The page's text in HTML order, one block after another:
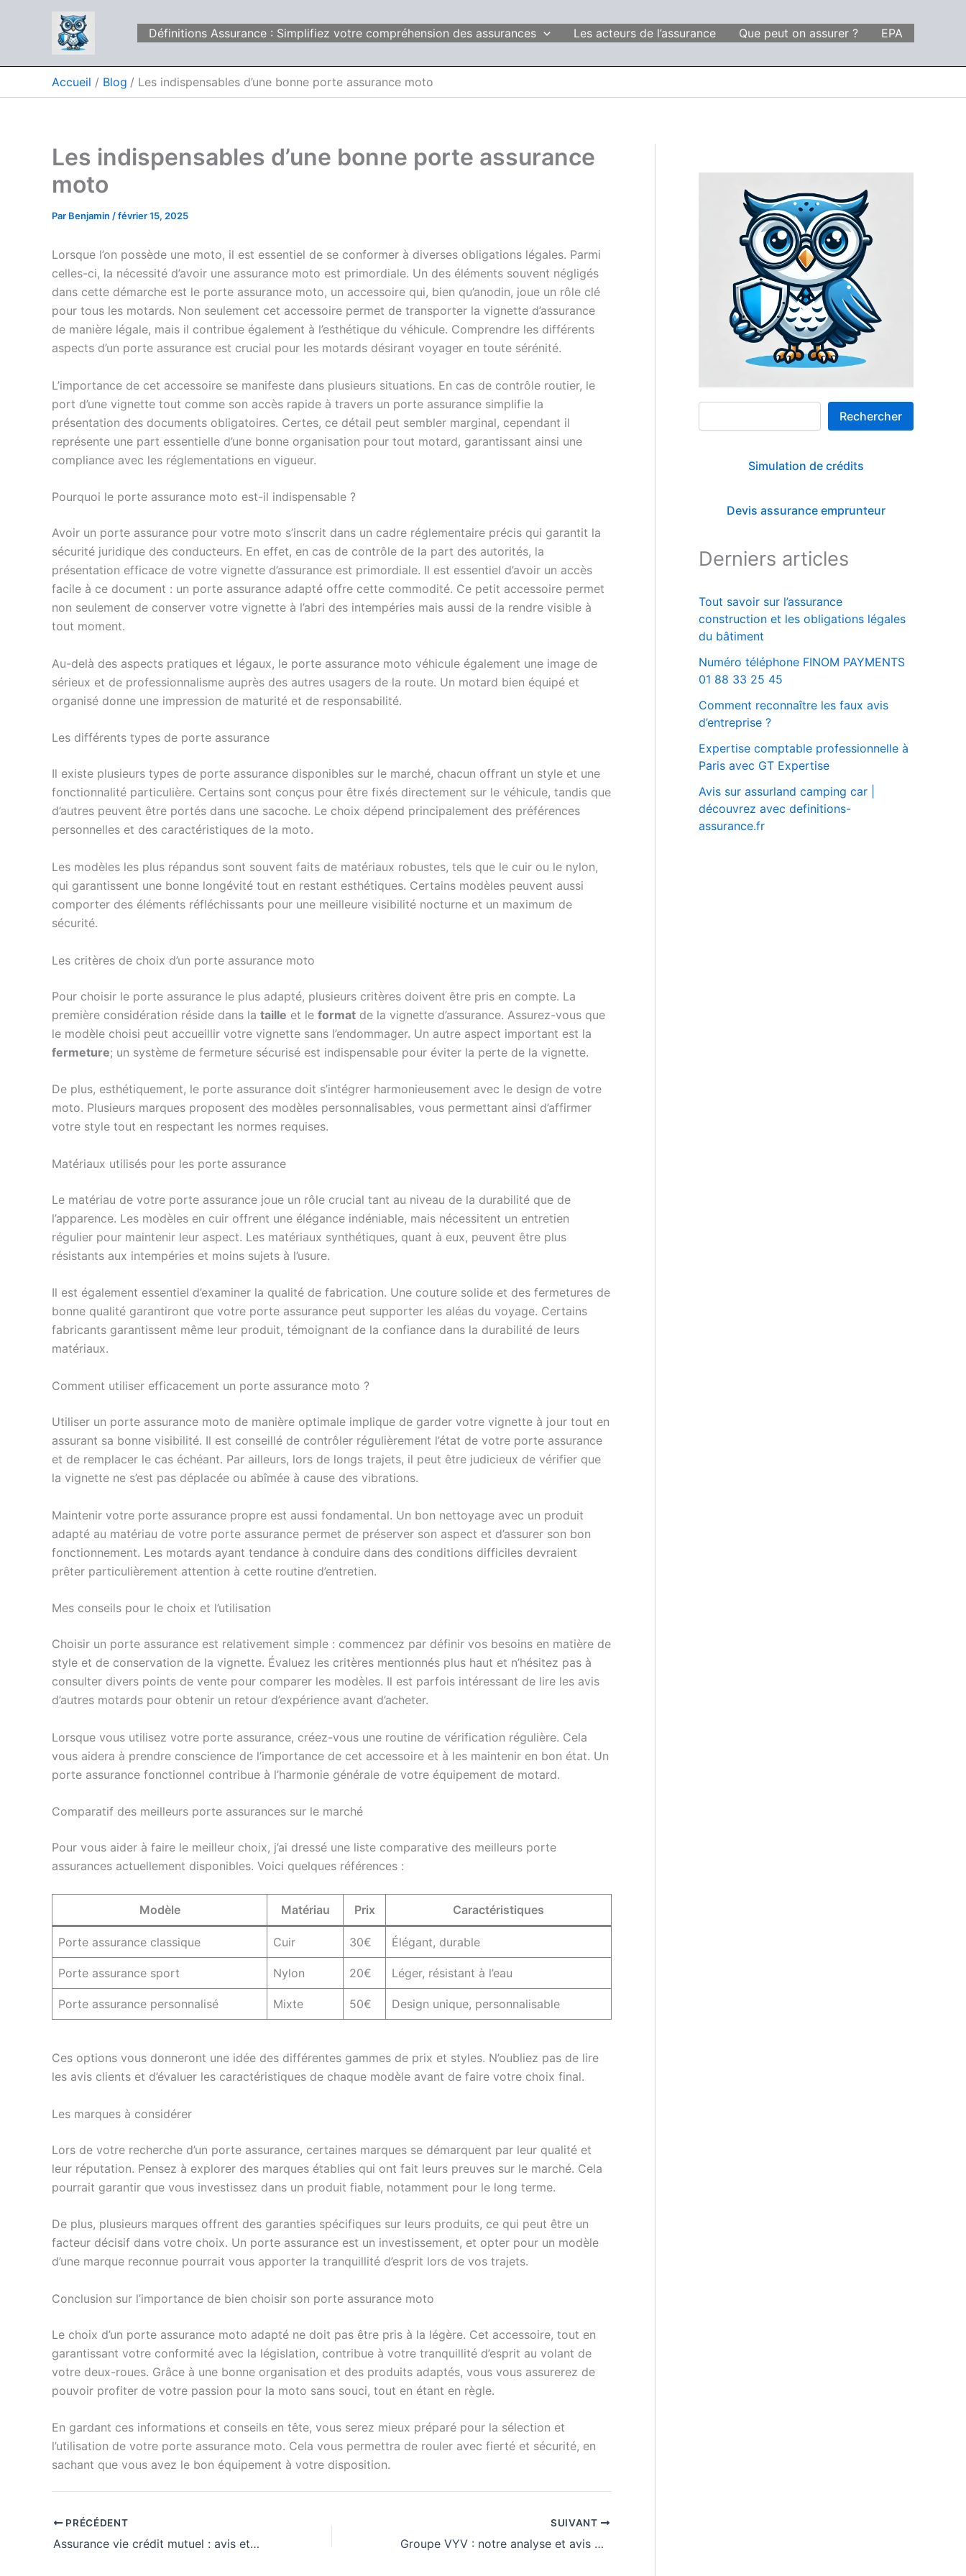
Définitions Assurance : Simplifiez votre compréhension des assurances Les acteurs de l’assurance Que peut on assurer ? EPA
Accueil Blog Les indispensables d’une bonne porte assurance moto
Les indispensables d’une bonne porte assurance
moto
Par Benjamin /février 15, 2025
Lorsque l’on possède une moto, il est essentiel de se conformer à diverses obligations légales. Parmi
celles-ci, la nécessité d’avoir une assurance moto est primordiale. Un des éléments souvent négligés
dans cette démarche est le porte assurance moto, un accessoire qui, bien qu’anodin, joue un rôle clé
pour tous les motards. Non seulement cet accessoire permet de transporter la vignette d’assurance
de manière légale, mais il contribue également à l’esthétique du véhicule. Comprendre les différents
aspects d’un porte assurance est crucial pour les motards désirant voyager en toute sérénité.
L’importance de cet accessoire se manifeste dans plusieurs situations. En cas de contrôle routier, le
port d’une vignette tout comme son accès rapide à travers un porte assurance simplifie la
présentation des documents obligatoires. Certes, ce détail peut sembler marginal, cependant il
représente une part essentielle d’une bonne organisation pour tout motard, garantissant ainsi une
compliance avec les réglementations en vigueur.
Pourquoi le porte assurance moto est-il indispensable ?
Avoir un porte assurance pour votre moto s’inscrit dans un cadre réglementaire précis qui garantit la
sécurité juridique des conducteurs. En effet, en cas de contrôle de la part des autorités, la
présentation efficace de votre vignette d’assurance est primordiale. Il est essentiel d’avoir un accès
facile à ce document : un porte assurance adapté offre cette commodité. Ce petit accessoire permet
non seulement de conserver votre vignette à l’abri des intempéries mais aussi de la rendre visible à
tout moment.
Au-delà des aspects pratiques et légaux, le porte assurance moto véhicule également une image de
sérieux et de professionnalisme auprès des autres usagers de la route. Un motard bien équipé et
organisé donne une impression de maturité et de responsabilité.
Les différents types de porte assurance
Il existe plusieurs types de porte assurance disponibles sur le marché, chacun offrant un style et une
fonctionnalité particulière. Certains sont conçus pour être fixés directement sur le véhicule, tandis que
d’autres peuvent être portés dans une sacoche. Le choix dépend principalement des préférences
personnelles et des caractéristiques de la moto.
Les modèles les plus répandus sont souvent faits de matériaux robustes, tels que le cuir ou le nylon,
qui garantissent une bonne longévité tout en restant esthétiques. Certains modèles peuvent aussi
comporter des éléments réfléchissants pour une meilleure visibilité nocturne et un maximum de
sécurité.
Les critères de choix d’un porte assurance moto
Pour choisir le porte assurance le plus adapté, plusieurs critères doivent être pris en compte. La
première considération réside dans la taille et le format de la vignette d’assurance. Assurez-vous que
le modèle choisi peut accueillir votre vignette sans l’endommager. Un autre aspect important est la
fermeture; un système de fermeture sécurisé est indispensable pour éviter la perte de la vignette.
De plus, esthétiquement, le porte assurance doit s’intégrer harmonieusement avec le design de votre
moto. Plusieurs marques proposent des modèles personnalisables, vous permettant ainsi d’affirmer
votre style tout en respectant les normes requises.
Matériaux utilisés pour les porte assurance
Le matériau de votre porte assurance joue un rôle crucial tant au niveau de la durabilité que de
l’apparence. Les modèles en cuir offrent une élégance indéniable, mais nécessitent un entretien
régulier pour maintenir leur aspect. Les matériaux synthétiques, quant à eux, peuvent être plus
résistants aux intempéries et moins sujets à l’usure.
Il est également essentiel d’examiner la qualité de fabrication. Une couture solide et des fermetures de
bonne qualité garantiront que votre porte assurance peut supporter les aléas du voyage. Certains
fabricants garantissent même leur produit, témoignant de la confiance dans la durabilité de leurs
matériaux.
Comment utiliser efficacement un porte assurance moto ?
Utiliser un porte assurance moto de manière optimale implique de garder votre vignette à jour tout en
assurant sa bonne visibilité. Il est conseillé de contrôler régulièrement l’état de votre porte assurance
et de remplacer le cas échéant. Par ailleurs, lors de longs trajets, il peut être judicieux de vérifier que
la vignette ne s’est pas déplacée ou abîmée à cause des vibrations.
Maintenir votre porte assurance propre est aussi fondamental. Un bon nettoyage avec un produit
adapté au matériau de votre porte assurance permet de préserver son aspect et d’assurer son bon
fonctionnement. Les motards ayant tendance à conduire dans des conditions difficiles devraient
prêter particulièrement attention à cette routine d’entretien.
Mes conseils pour le choix et l’utilisation
Choisir un porte assurance est relativement simple : commencez par définir vos besoins en matière de
style et de conservation de la vignette. Évaluez les critères mentionnés plus haut et n’hésitez pas à
consulter divers points de vente pour comparer les modèles. Il est parfois intéressant de lire les avis
d’autres motards pour obtenir un retour d’expérience avant d’acheter.
Lorsque vous utilisez votre porte assurance, créez-vous une routine de vérification régulière. Cela
vous aidera à prendre conscience de l’importance de cet accessoire et à les maintenir en bon état. Un
porte assurance fonctionnel contribue à l’harmonie générale de votre équipement de motard.
Comparatif des meilleurs porte assurances sur le marché
Pour vous aider à faire le meilleur choix, j’ai dressé une liste comparative des meilleurs porte
assurances actuellement disponibles. Voici quelques références :
Modèle Matériau Prix Caractéristiques
Porte assurance classique Cuir 30€ Élégant, durable
Porte assurance sport Nylon 20€ Léger, résistant à l’eau
Porte assurance personnalisé Mixte 50€ Design unique, personnalisable
Ces options vous donneront une idée des différentes gammes de prix et styles. N’oubliez pas de lire
les avis clients et d’évaluer les caractéristiques de chaque modèle avant de faire votre choix final.
Les marques à considérer
Lors de votre recherche d’un porte assurance, certaines marques se démarquent par leur qualité et
leur réputation. Pensez à explorer des marques établies qui ont fait leurs preuves sur le marché. Cela
pourrait garantir que vous investissez dans un produit fiable, notamment pour le long terme.
De plus, plusieurs marques offrent des garanties spécifiques sur leurs produits, ce qui peut être un
facteur décisif dans votre choix. Un porte assurance est un investissement, et opter pour un modèle
d’une marque reconnue pourrait vous apporter la tranquillité d’esprit lors de vos trajets.
Conclusion sur l’importance de bien choisir son porte assurance moto
Le choix d’un porte assurance moto adapté ne doit pas être pris à la légère. Cet accessoire, tout en
garantissant votre conformité avec la législation, contribue à votre tranquillité d’esprit au volant de
votre deux-roues. Grâce à une bonne organisation et des produits adaptés, vous vous assurerez de
pouvoir profiter de votre passion pour la moto sans souci, tout en étant en règle.
En gardant ces informations et conseils en tête, vous serez mieux préparé pour la sélection et
l’utilisation de votre porte assurance moto. Cela vous permettra de rouler avec fierté et sécurité, en
sachant que vous avez le bon équipement à votre disposition.
PRÉCÉDENT
Assurance vie crédit mutuel : avis et conseils pour bien choisir
SUIVANT
Groupe VYV : notre analyse et avis détaillé
Rechercher
Rechercher
Simulation de crédits
Devis assurance emprunteur
Derniers articles
Tout savoir sur l’assurance
construction et les obligations légales
du bâtiment
Numéro téléphone FINOM PAYMENTS
01 88 33 25 45
Comment reconnaître les faux avis
d’entreprise ?
Expertise comptable professionnelle à
Paris avec GT Expertise
Avis sur assurland camping car |
découvrez avec definitions-
assurance.fr